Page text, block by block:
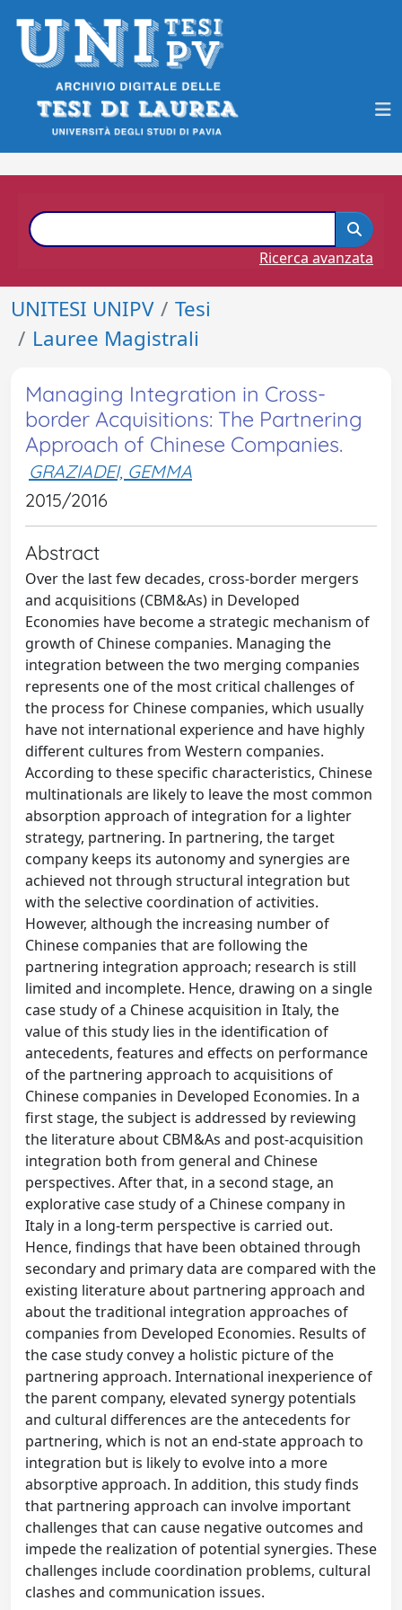
Ricerca avanzata
UNITESI UNIPV
Tesi
Lauree Magistrali
Managing Integration in Cross-
border Acquisitions: The Partnering
Approach of Chinese Companies.
GRAZIADEI, GEMMA
2015/2016
Abstract
Over the last few decades, cross-border mergers
and acquisitions (CBM&As) in Developed
Economies have become a strategic mechanism of
growth of Chinese companies. Managing the
integration between the two merging companies
represents one of the most critical challenges of
the process for Chinese companies, which usually
have not international experience and have highly
different cultures from Western companies.
According to these specific characteristics, Chinese
multinationals are likely to leave the most common
absorption approach of integration for a lighter
strategy, partnering. In partnering, the target
company keeps its autonomy and synergies are
achieved not through structural integration but
with the selective coordination of activities.
However, although the increasing number of
Chinese companies that are following the
partnering integration approach; research is still
limited and incomplete. Hence, drawing on a single
case study of a Chinese acquisition in Italy, the
value of this study lies in the identification of
antecedents, features and effects on performance
of the partnering approach to acquisitions of
Chinese companies in Developed Economies. In a
first stage, the subject is addressed by reviewing
the literature about CBM&As and post-acquisition
integration both from general and Chinese
perspectives. After that, in a second stage, an
explorative case study of a Chinese company in
Italy in a long-term perspective is carried out.
Hence, findings that have been obtained through
secondary and primary data are compared with the
existing literature about partnering approach and
about the traditional integration approaches of
companies from Developed Economies. Results of
the case study convey a holistic picture of the
partnering approach. International inexperience of
the parent company, elevated synergy potentials
and cultural differences are the antecedents for
partnering, which is not an end-state approach to
integration but is likely to evolve into a more
absorptive approach. In addition, this study finds
that partnering approach can involve important
challenges that can cause negative outcomes and
impede the realization of potential synergies. These
challenges include coordination problems, cultural
clashes and communication issues.